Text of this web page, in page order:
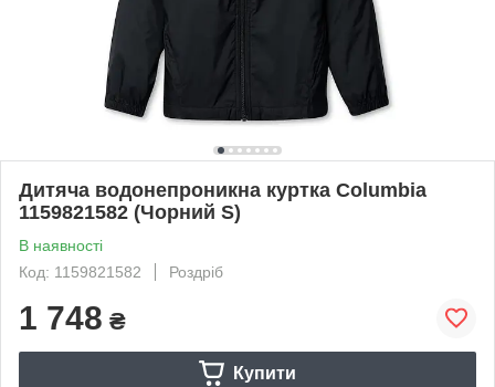
Дитяча водонепроникна куртка Columbia
1159821582 (Чорний S)
В наявності
Код: 1159821582
Роздріб
1 748 ₴
Купити